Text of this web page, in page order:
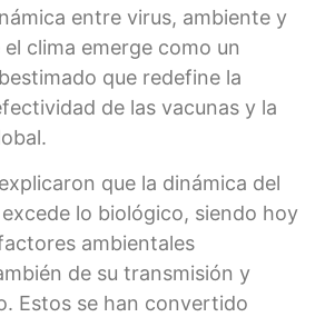
entre virus, ambiente y
clima emerge como un
que redefine la
de las vacunas y la
que la dinámica del
lo biológico, siendo hoy
ambientales
de su transmisión y
Estos se han convertido